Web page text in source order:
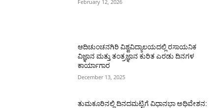
February 12, 2026
ಆದಿಚುಂಚನಗಿರಿ ವಿಶ್ವವಿದ್ಯಾಲಯದಲ್ಲಿ ರಸಾಯನಿಕ
ವಿಜ್ಞಾನ ಮತ್ತು ತಂತ್ರಜ್ಞಾನ ಕುರಿತ ಎರಡು ದಿನಗಳ
ಕಾರ್ಯಾಗಾರ
December 13, 2025
ತುಮಕೂರಿನಲ್ಲಿ ದಿನದಮಟ್ಟಿಗೆ ವಿಧಾನಭಾ ಅಧಿವೇಶನ: